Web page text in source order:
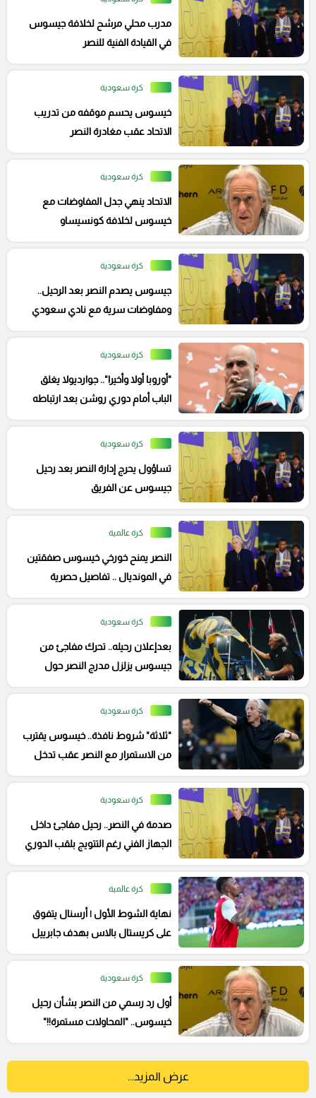
مدرب محلي مرشح لخلافة جيسوس
في القيادة الفنية للنصر
كرة سعودية
خيسوس يحسم موقفه من تدريب
الاتحاد عقب مغادرة النصر
كرة سعودية
الاتحاد ينهي جدل المفاوضات مع
خيسوس لخلافة كونسيساو
كرة سعودية
جيسوس يصدم النصر بعد الرحيل..
ومفاوضات سرية مع نادي سعودي
كرة سعودية
"أوروبا أولا وأخيرا".. جوارديولا يغلق
الباب أمام دوري روشن بعد ارتباطه
كرة سعودية
تساؤول يحرج إدارة النصر بعد رحيل
جيسوس عن الفريق
كرة عالمية
النصر يمنح خورخي خيسوس صفقتين
في المونديال .. تفاصيل حصرية
كرة سعودية
بعدإعلان رحيله.. تحرك مفاجئ من
جيسوس يزلزل مدرج النصر حول
كرة سعودية
"ثلاثة" شروط نافذة.. خيسوس يقترب
من الاستمرار مع النصر عقب تدخل
كرة سعودية
صدمة في النصر.. رحيل مفاجئ داخل
الجهاز الفني رغم التتويج بلقب الدوري
كرة عالمية
نهاية الشوط الأول | أرسنال يتفوق
على كريستال بالاس بهدف جابرييل
كرة سعودية
أول رد رسمي من النصر بشأن رحيل
خيسوس.. "المحاولات مستمرة!!"
عرض المزيد...